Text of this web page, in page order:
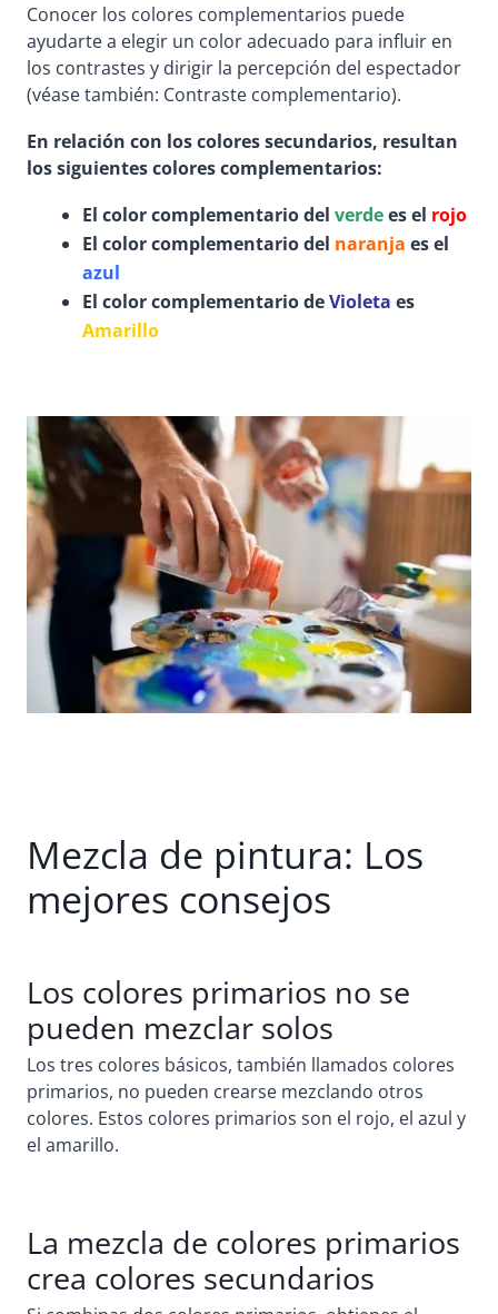
Conocer los colores complementarios puede
ayudarte a elegir un color adecuado para influir en
los contrastes y dirigir la percepción del espectador
(véase también: Contraste complementario).
En relación con los colores secundarios, resultan
los siguientes colores complementarios:
El color complementario del verdees el rojo
El color complementario del naranja es el
azul
El color complementario deVioleta es
Amarillo
Mezcla de pintura: Los
mejores consejos
Los colores primarios no se
pueden mezclar solos
Los tres colores básicos, también llamados colores
primarios, no pueden crearse mezclando otros
colores. Estos colores primarios son el rojo, el azul y
el amarillo.
La mezcla de colores primarios
crea colores secundarios